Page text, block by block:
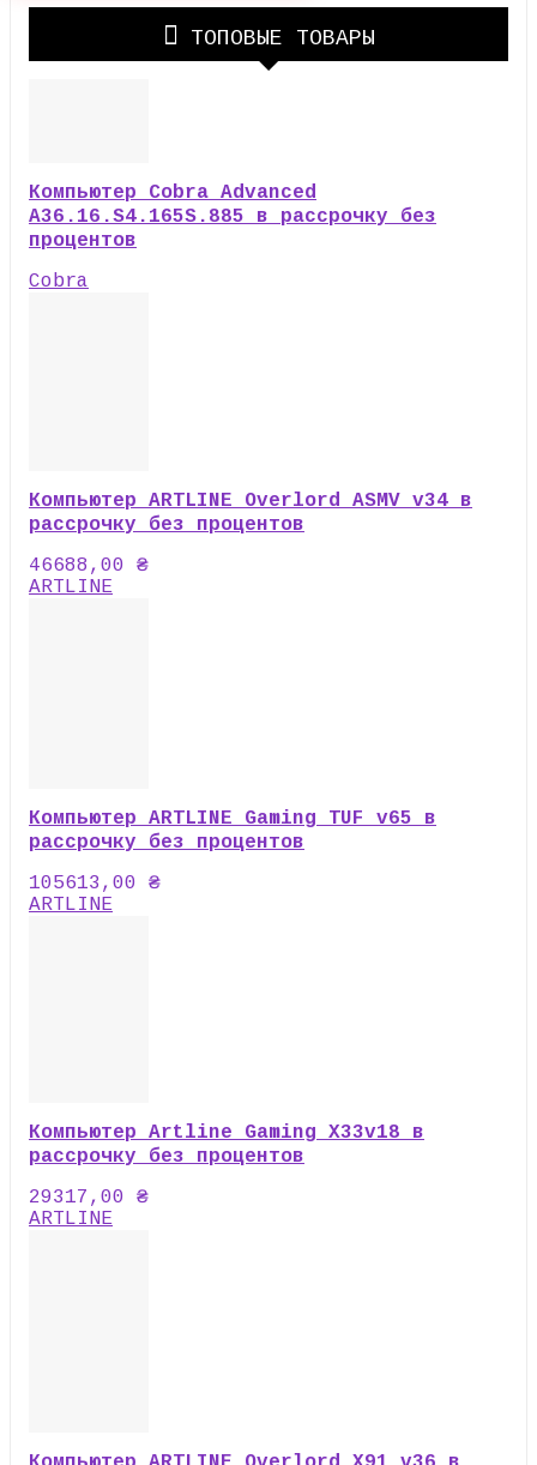
ТОПОВЫЕ ТОВАРЫ
Компьютер Cobra Advanced
A36.16.S4.165S.885 в рассрочку без
процентов
Cobra
Компьютер ARTLINE Overlord ASMV v34 в
рассрочку без процентов
46688,00 ₴
ARTLINE
Компьютер ARTLINE Gaming TUF v65 в
рассрочку без процентов
105613,00 ₴
ARTLINE
Компьютер Artline Gaming X33v18 в
рассрочку без процентов
29317,00 ₴
ARTLINE